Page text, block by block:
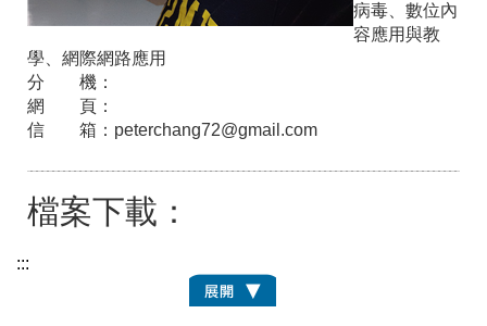
病毒、數位內
容應用與教
學、網際網路應用
分 機：
網 頁：
信 箱： peterchang72@gmail.com
檔案下載：
:::